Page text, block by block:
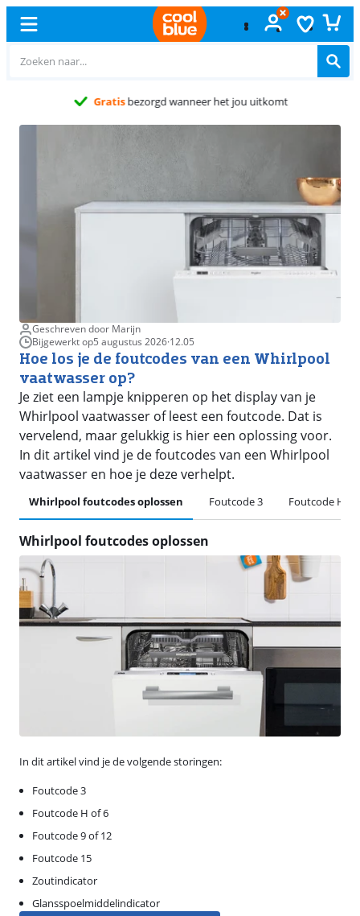
Gratisruilen
Geschreven door Marijn
Bijgewerkt op5 augustus 2026·12.05
Hoe los je de foutcodes van een Whirlpool
vaatwasser op?
Je ziet een lampje knipperen op het display van je
Whirlpool vaatwasser of leest een foutcode. Dat is
vervelend, maar gelukkig is hier een oplossing voor.
In dit artikel vind je de foutcodes van een Whirlpool
vaatwasser en hoe je deze verhelpt.
Whirlpool foutcodes oplossen Foutcode 3 Foutcode H of
Whirlpool foutcodes oplossen
In dit artikel vind je de volgende storingen:
Foutcode 3
Foutcode H of 6
Foutcode 9 of 12
Foutcode 15
Zoutindicator
Glansspoelmiddelindicator